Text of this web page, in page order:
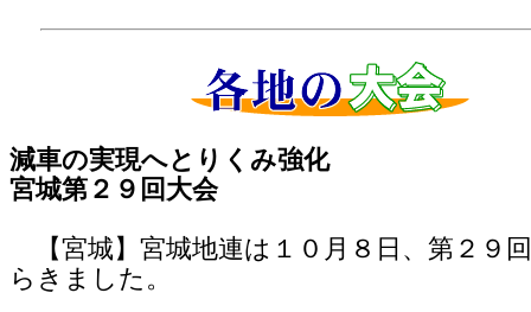
減車の実現へとりくみ強化
宮城第２９回大会
【宮城】宮城地連は１０月８日、第２９
らきました。